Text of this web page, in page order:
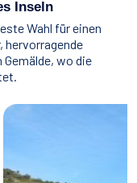
Inseln
Wahl für einen
hervorragende
wo die